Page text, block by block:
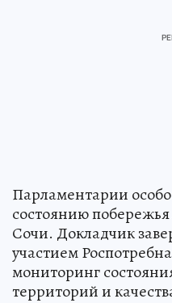
Парламентарии
состоянию
Сочи. Докладчик
участием
мониторинг
территорий и